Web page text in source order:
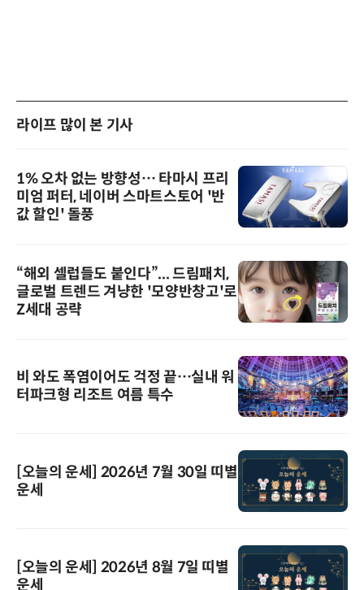
라이프 많이 본 기사
1% 오차 없는 방향성… 타마시 프리
미엄 퍼터, 네이버 스마트스토어 '반
값 할인' 돌풍
“해외 셀럽들도 붙인다”... 드림패치,
글로벌 트렌드 겨냥한 '모양반창고'로
Z세대 공략
비 와도 폭염이어도 걱정 끝…실내 워
터파크형 리조트 여름 특수
[오늘의 운세] 2026년 7월 30일 띠별
운세
[오늘의 운세] 2026년 8월 7일 띠별
운세